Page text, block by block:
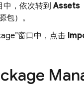
中，依次转到Assets
包）。
窗口中，点击